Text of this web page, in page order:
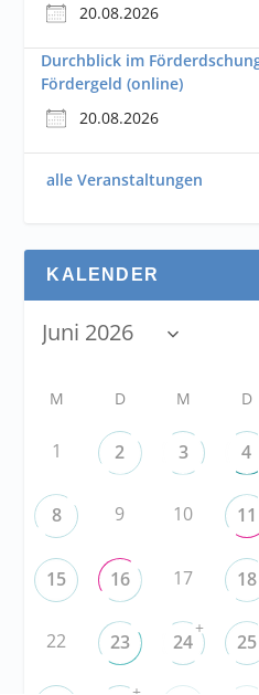
20.08.2026
Durchblick im
Fördergeld (online)
20.08.2026
alle Veranstaltungen
KALENDER
M D M D
1 2 3 4
8 9 10 11
15 16 17 18
22 23 24
+
25